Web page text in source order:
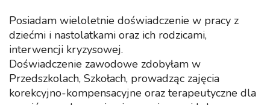
Posiadam wieloletnie doświadczenie w pracy z
dziećmi i nastolatkami oraz ich rodzicami,
interwencji kryzysowej.
Doświadczenie zawodowe zdobyłam w
Przedszkolach, Szkołach, prowadząc zajęcia
korekcyjno-kompensacyjne oraz terapeutyczne dla